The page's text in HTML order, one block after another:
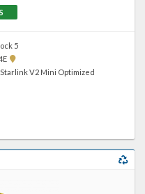
5
Pokaż
lokalizację
VSFBV2 Mini Optimized